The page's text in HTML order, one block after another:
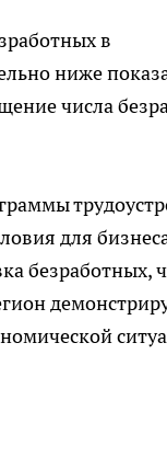
в
ниже
числа
для
безработных,